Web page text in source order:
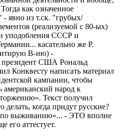
как означенное
- явно из т.ск. "грубых/
(реализуемой с 80-ых)
уподобления СССР и
касательно же Р.
В-ию) -
президент США Рональд
Конквесту написать материал
кампании, чтобы
американский народ к
Текст получил
делать, когда придут русские?
по выживанию»... - ЭТО вполне
его аттестует.